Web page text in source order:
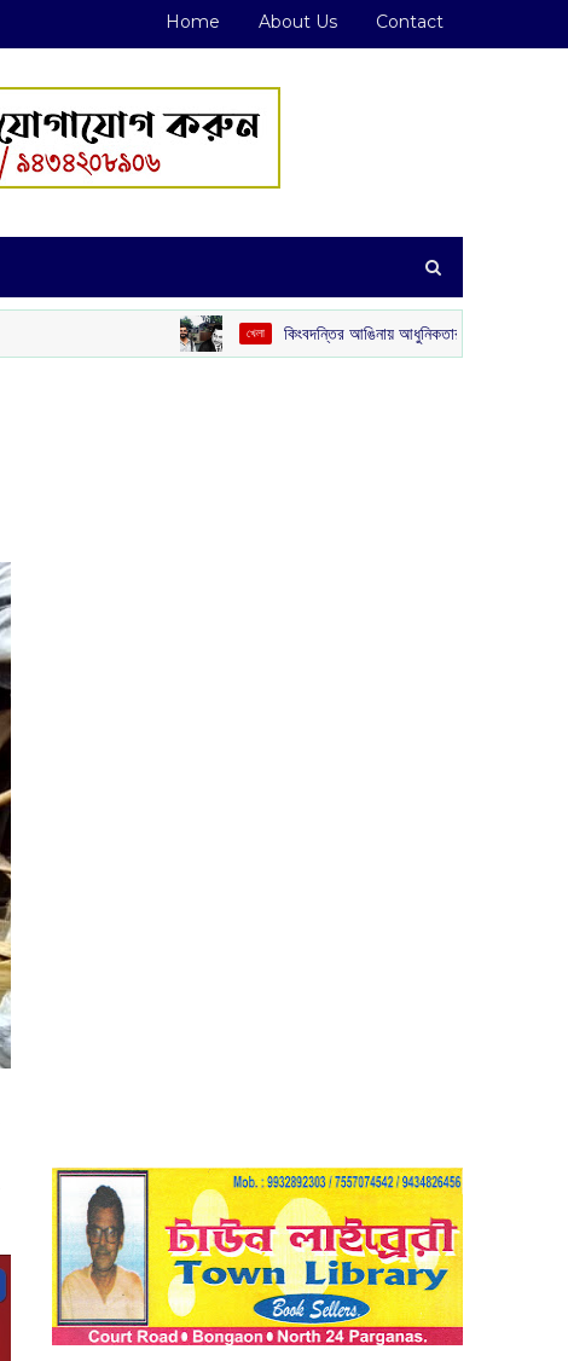
Home About Us Contact
কিংবদন্তির আঙিনায় আধুনিকতার ছোঁয়া: কিশোর কুমারের ‘গৌরী কুঞ্জ’